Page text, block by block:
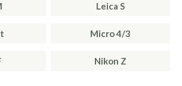
Leica S
Micro 4/3
Nikon Z